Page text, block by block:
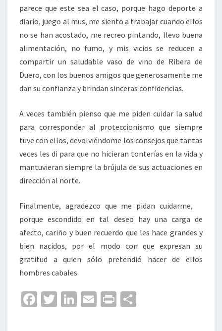
parece que este sea el caso, porque hago deporte a
diario, juego al mus, me siento a trabajar cuando ellos
no se han acostado, me recreo pintando, llevo buena
alimentación, no fumo, y mis vicios se reducen a
compartir un saludable vaso de vino de Ribera de
Duero, con los buenos amigos que generosamente me
dan su confianza y brindan sinceras confidencias.
A veces también pienso que me piden cuidar la salud
para corresponder al proteccionismo que siempre
tuve con ellos, devolviéndome los consejos que tantas
veces les di para que no hicieran tonterías en la vida y
mantuvieran siempre la brújula de sus actuaciones en
dirección al norte.
Finalmente, agradezco que me pidan cuidarme,
porque escondido en tal deseo hay una carga de
afecto, cariño y buen recuerdo que les hace grandes y
bien nacidos, por el modo con que expresan su
gratitud a quien sólo pretendió hacer de ellos
hombres cabales.
Fa T
Li
E
Pr